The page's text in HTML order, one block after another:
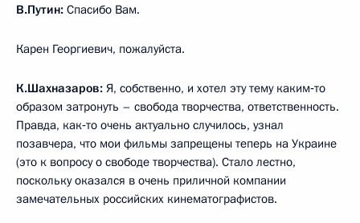
В.Путин: Спасибо Вам.
Карен Георгиевич, пожалуйста.
К.Шахназаров: Я, собственно, и хотел эту тему каким‑то
образом затронуть – свобода творчества, ответственность.
Правда, как‑то очень актуально случилось, узнал
позавчера, что мои фильмы запрещены теперь на Украине
(это к вопросу о свободе творчества). Стало лестно,
поскольку оказался в очень приличной компании
замечательных российских кинематографистов.